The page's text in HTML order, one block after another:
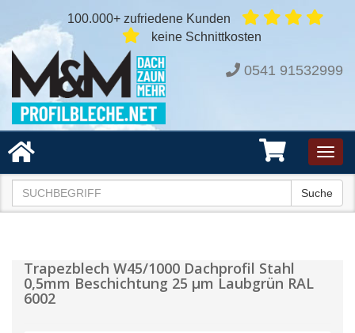
100.000+ zufriedene Kunden
keine Schnittkosten
0541 91532999
Suche
Trapezblech W45/1000 Dachprofil Stahl
0,5mm Beschichtung 25 µm Laubgrün RAL
6002